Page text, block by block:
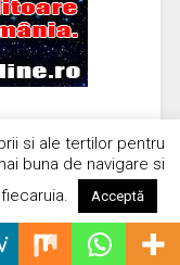
si ale tertilor pentru
buna de navigare si
Acceptă
mult